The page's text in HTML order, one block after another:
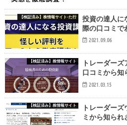
【検証済み】株情報サイト-た行
投資の達人に
際の口コミで
2021.09.06
【検証済み】株情報サイト
トレーダー
口コミから知
2021.03.15
【検証済み】株情報サイト
トレーダー
ミから知られ